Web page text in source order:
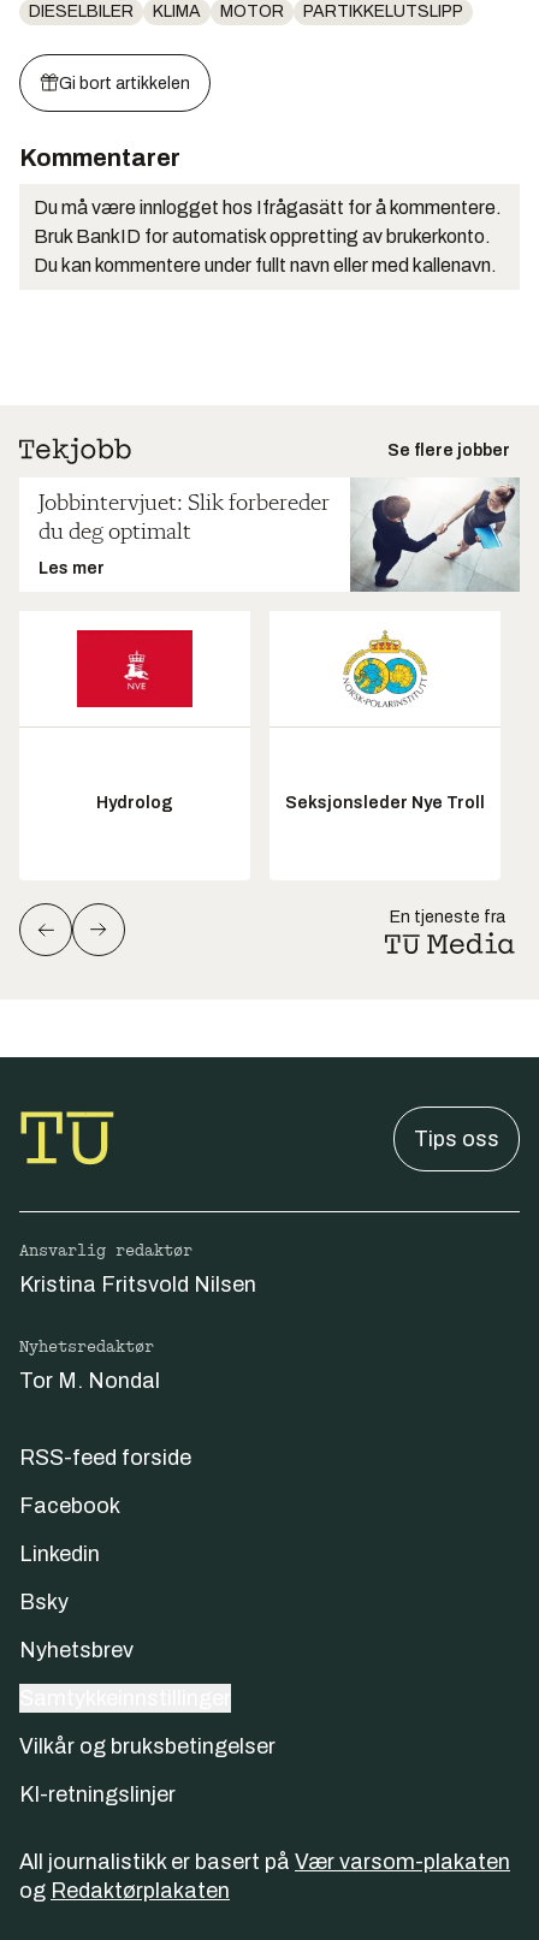
DIESELBILER KLIMA MOTOR PARTIKKELUTSLIPP
Gi bort artikkelen
Kommentarer
Du må være innlogget hos Ifrågasätt for å kommentere.
Bruk BankID for automatisk oppretting av brukerkonto.
Du kan kommentere under fullt navn eller med kallenavn.
Se flere jobber
Jobbintervjuet: Slik forbereder
du deg optimalt
Les mer
Hydrolog Seksjonsleder Nye Troll
En tjeneste fra
Tips oss
Ansvarlig redaktør
Kristina Fritsvold Nilsen
Nyhetsredaktør
Tor M. Nondal
RSS-feed forside
Facebook
Linkedin
Bsky
Nyhetsbrev
Vilkår og bruksbetingelser
KI-retningslinjer
All journalistikk er basert på Vær varsom-plakaten
og Redaktørplakaten